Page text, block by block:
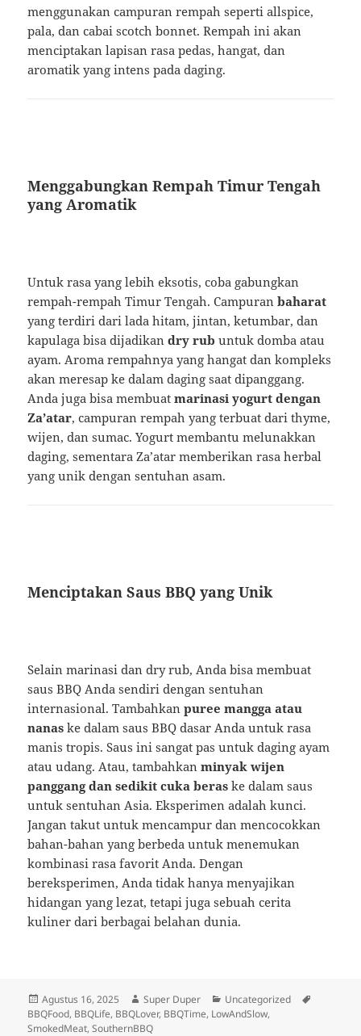
menggunakan campuran rempah seperti allspice,
pala, dan cabai scotch bonnet. Rempah ini akan
menciptakan lapisan rasa pedas, hangat, dan
aromatik yang intens pada daging.
Menggabungkan Rempah Timur Tengah
yang Aromatik
Untuk rasa yang lebih eksotis, coba gabungkan
rempah-rempah Timur Tengah. Campuranbaharat
yang terdiri dari lada hitam, jintan, ketumbar, dan
kapulaga bisa dijadikandry rub untuk domba atau
ayam. Aroma rempahnya yang hangat dan kompleks
akan meresap ke dalam daging saat dipanggang.
Anda juga bisa membuatmarinasi yogurt dengan
Za’atar, campuran rempah yang terbuat dari thyme,
wijen, dan sumac. Yogurt membantu melunakkan
daging, sementara Za’atar memberikan rasa herbal
yang unik dengan sentuhan asam.
Menciptakan Saus BBQ yang Unik
Selain marinasi dan dry rub, Anda bisa membuat
saus BBQ Anda sendiri dengan sentuhan
internasional. Tambahkanpuree mangga atau
nanas ke dalam saus BBQ dasar Anda untuk rasa
manis tropis. Saus ini sangat pas untuk daging ayam
atau udang. Atau, tambahkanminyak wijen
panggang dan sedikit cuka beras ke dalam saus
untuk sentuhan Asia. Eksperimen adalah kunci.
Jangan takut untuk mencampur dan mencocokkan
bahan-bahan yang berbeda untuk menemukan
kombinasi rasa favorit Anda. Dengan
bereksperimen, Anda tidak hanya menyajikan
hidangan yang lezat, tetapi juga sebuah cerita
kuliner dari berbagai belahan dunia.
Diposkan
pada
Agustus 16, 2025 Penulis
Super Duper Kategori
Uncategorized
BBQFood, BBQLife, BBQLover, BBQTime, LowAndSlow,
SmokedMeat,SouthernBBQ